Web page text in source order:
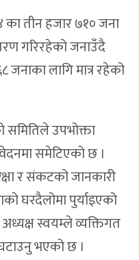
का तीन हजार ७१० जना
गरिरहेको जनाउँदै
जनाका लागि मात्र रहेको
समितिले उपभोक्ता
समेटिएको छ ।
र संकटको जानकारी
घरदैलोमा पुर्याइएको
स्वयम्ले व्यक्तिगत
भएको छ ।